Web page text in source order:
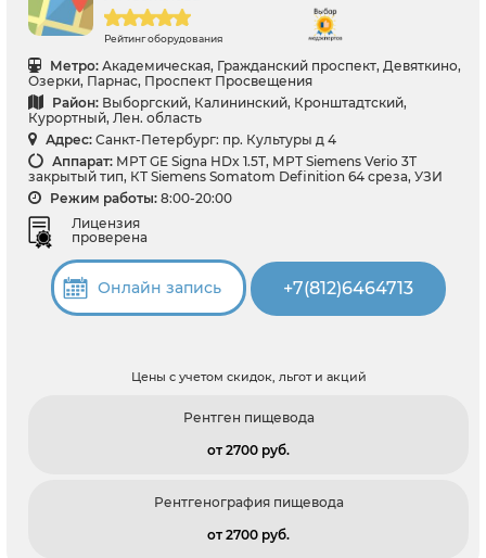
Рейтинг оборудования
Метро: Академическая, Гражданский проспект, Девяткино,
Озерки, Парнас, Проспект Просвещения
Район: Выборгский, Калининский, Кронштадтский,
Курортный, Лен. область
Адрес: Санкт-Петербург: пр. Культуры д 4
Аппарат: МРТ GE Signa HDx 1.5T, МРТ Siemens Verio 3Т
закрытый тип, КТ Siemens Somatom Definition 64 среза, УЗИ
Режим работы: 8:00-20:00
Лицензия
проверена
Онлайн запись +7(812)6464713
Цены с учетом скидок, льгот и акций
Рентген пищевода
от 2700 pуб.
Рентгенография пищевода
от 2700 pуб.